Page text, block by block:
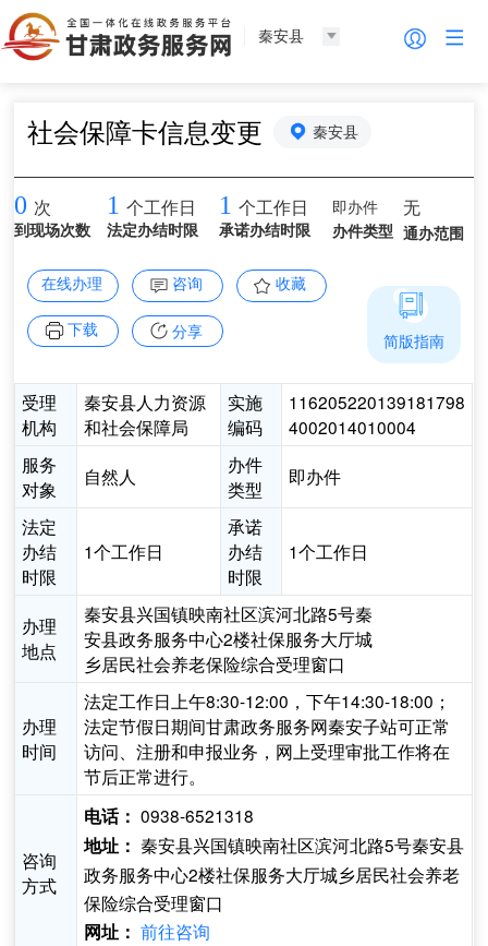
秦安县
社会保障卡信息变更 秦安县
0 次
到现场次数
1 个工作日
法定办结时限
1 个工作日
承诺办结时限
即办件
办件类型
无
通办范围
在线办理 咨询 收藏
下载 分享
受理
机构
秦安县人力资源
和社会保障局
实施
编码
116205220139181798
4002014010004
服务
对象
自然人
办件
类型
即办件
法定
办结
时限
1个工作日
承诺
办结
时限
1个工作日
办理
地点
秦安县兴国镇映南社区滨河北路5号秦
安县政务服务中心2楼社保服务大厅城
乡居民社会养老保险综合受理窗口
办理
时间
法定工作日上午8:30-12:00，下午14:30-18:00；
法定节假日期间甘肃政务服务网秦安子站可正常
访问、注册和申报业务，网上受理审批工作将在
节后正常进行。
咨询
方式
电话： 0938-6521318
地址： 秦安县兴国镇映南社区滨河北路5号秦安县
政务服务中心2楼社保服务大厅城乡居民社会养老
保险综合受理窗口
网址： 前往咨询
简版指南